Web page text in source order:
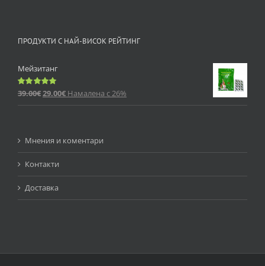
ПРОДУКТИ С НАЙ-ВИСОК РЕЙТИНГ
Мейзитанг
Оценено
39.00€29.00€ Намалена с 26%
Мнения и коментари
Контакти
Доставка